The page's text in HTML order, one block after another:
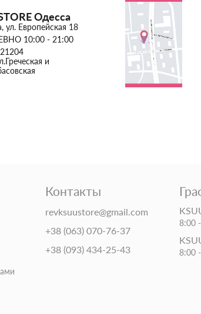
Одесса
ул. Европейская 18
10:00 - 21:00
и
Контакты
revksuustore@gmail.com
+38 (063) 070-76-37
+38 (093) 434-25-43
8:00
8:00